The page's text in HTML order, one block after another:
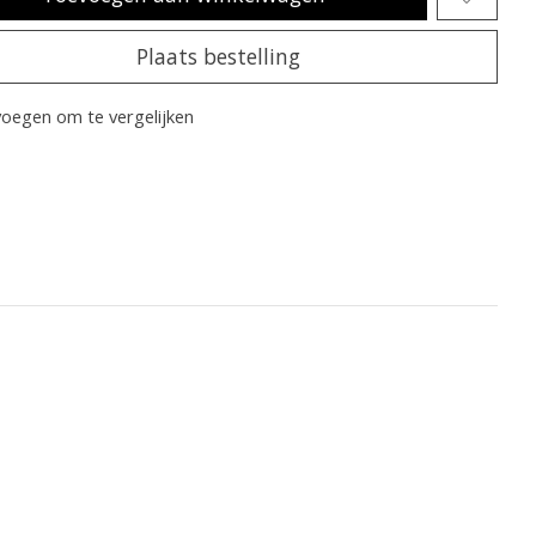
Plaats bestelling
om te vergelijken